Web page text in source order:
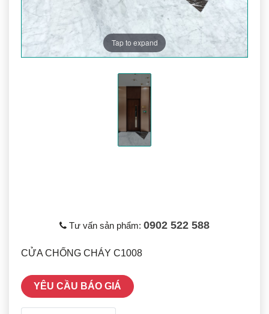
Tap to expand
Tư vấn sản phẩm: 0902 522 588
CỬA CHỐNG CHÁY C1008
YÊU CẦU BÁO GIÁ